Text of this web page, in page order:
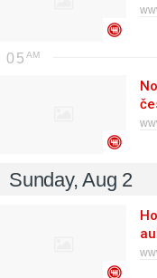
05
Sunday, Aug 2